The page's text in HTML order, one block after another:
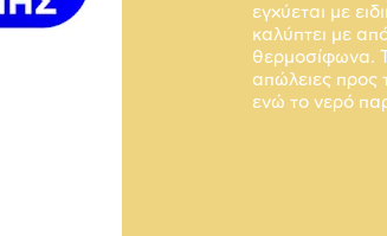
εγχύεται με
καλύπτει με
θερμοσίφωνα.
απώλειες προς
ενώ το νερό